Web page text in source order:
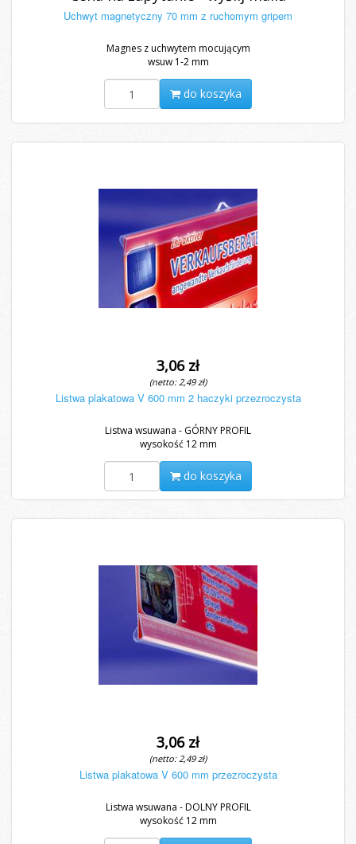
Uchwyt magnetyczny 70 mm z ruchomym gripem
Magnes z uchwytem mocującym
wsuw 1-2 mm
do koszyka
3,06 zł
(netto: 2,49 zł)
Listwa plakatowa V 600 mm 2 haczyki przezroczysta
Listwa wsuwana - GÓRNY PROFIL
wysokość 12 mm
do koszyka
3,06 zł
(netto: 2,49 zł)
Listwa plakatowa V 600 mm przezroczysta
Listwa wsuwana - DOLNY PROFIL
wysokość 12 mm